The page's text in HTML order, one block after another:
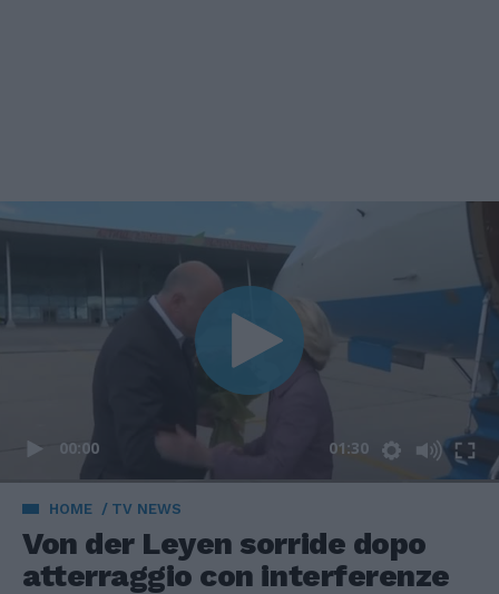
00:00 01:30
HOME TV NEWS
Von der Leyen sorride dopo
atterraggio con interferenze